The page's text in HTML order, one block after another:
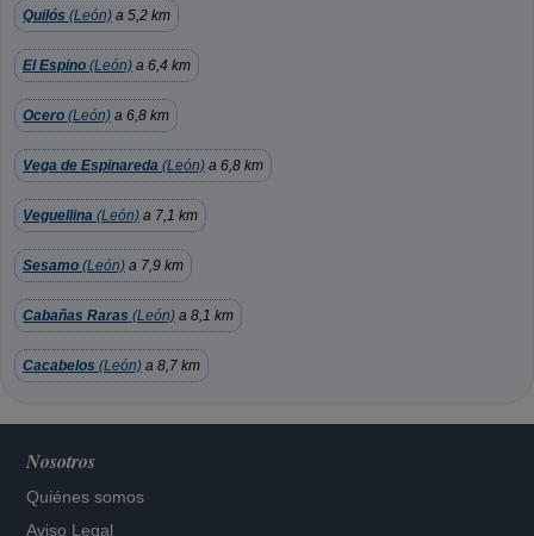
Quilós (León) a 5,2 km
El Espino (León) a 6,4 km
Ocero (León) a 6,8 km
Vega de Espinareda (León) a 6,8 km
Veguellina (León) a 7,1 km
Sesamo (León) a 7,9 km
Cabañas Raras (León) a 8,1 km
Cacabelos (León) a 8,7 km
Nosotros
Quiénes somos
Aviso Legal